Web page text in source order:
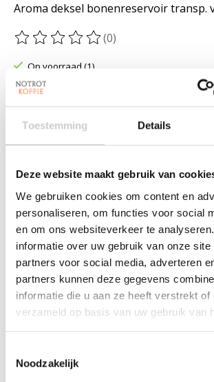
Toestemming Details
Deze website maakt gebruik van
We gebruiken cookies om content en
personaliseren, om functies voor social
en om ons websiteverkeer te
informatie over uw gebruik van onze site
partners voor social media, adverteren
partners kunnen deze gegevens
informatie die u aan ze heeft verstrekt of
verzameld op basis van uw gebruik van
Noodzakelijk
Aroma deksel bonenreservoir transp.
De beoordeling van dit product is
(0)
Op voorraad (1)
Maak een keuze:
Hoeveelheid:
Toevoegen aan
Aan verlanglijst toevoegen
Plaats bestelling
Toevoegen om te vergelijken
Reviews (0)